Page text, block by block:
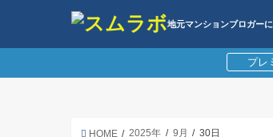
地元マンションブロガー
プレ
HOME 2025年 9月 30日